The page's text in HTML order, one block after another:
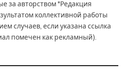
за авторством "Редакция
коллективной работы
случаев, если указана ссылка
помечен как рекламный).